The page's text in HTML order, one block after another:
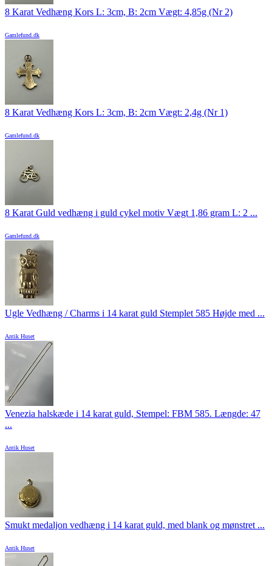
8 Karat Vedhæng Kors L: 3cm, B: 2cm Vægt: 4,85g (Nr 2)
Gamlefund.dk
8 Karat Vedhæng Kors L: 3cm, B: 2cm Vægt: 2,4g (Nr 1)
Gamlefund.dk
8 Karat Guld vedhæng i guld cykel motiv Vægt 1,86 gram L: 2 ...
Gamlefund.dk
Ugle Vedhæng / Charms i 14 karat guld Stemplet 585 Højde med ...
Antik Huset
Venezia halskæde i 14 karat guld, Stempel: FBM 585. Længde: 47
...
Antik Huset
Smukt medaljon vedhæng i 14 karat guld, med blank og mønstret ...
Antik Huset